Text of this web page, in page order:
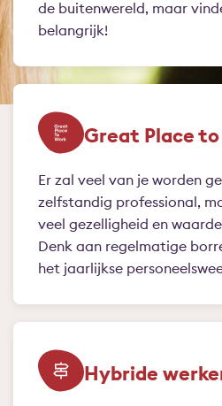
de buitenwereld, maar
belangrijk!
Great Place
Er zal veel van je worden
zelfstandig professional,
veel gezelligheid en
Denk aan regelmatige
het jaarlijkse
Hybride